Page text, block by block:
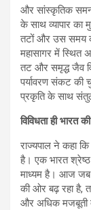
और सांस्कृतिक
के साथ व्यापार
तटों और उस समय
महासागर में स्थित
तट और समृद्ध जैव
पर्यावरण संकट की
प्रकृति के साथ
विविधता ही भारत
राज्यपाल ने कहा
है। एक भारत
माध्यम है। आज जब
की ओर बढ़ रहा है,
और अधिक मजबूती